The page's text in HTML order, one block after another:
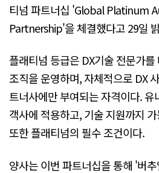
티넘 파트너십 'Global Platinum
Partnership'을 체결했다고 29일
플래티넘 등급은 DX기술 전문가
조직을 운영하며, 자체적으로 DX
트너사에만 부여되는 자격이다.
객사에 적용하고, 기술 지원까지
또한 플래티넘의 필수 조건이다.
양사는 이번 파트너십을 통해 '버